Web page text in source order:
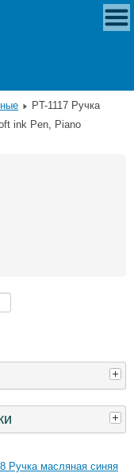
PT-1117 Ручка
ink Pen, Piano
Ручка масляная синяя